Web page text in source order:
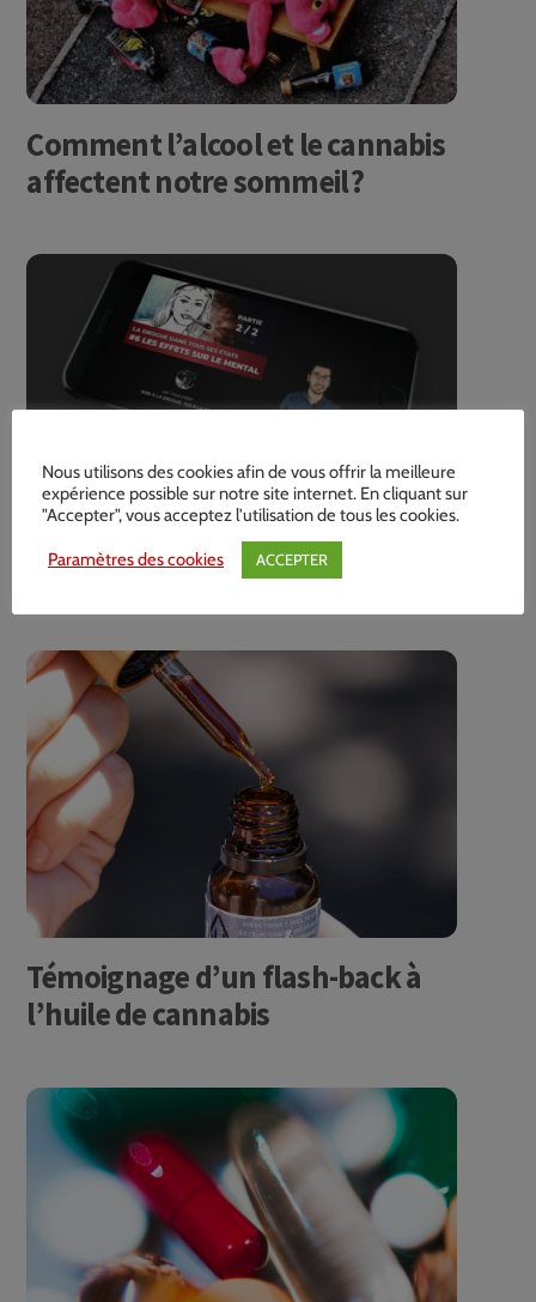
Comment l’alcool et le cannabis
affectent notre sommeil ?
La web-conférence La drogue dans
tous ses états
Témoignage d’un flash-back à
l’huile de cannabis
Nous utilisons des cookies afin de vous offrir la meilleure
expérience possible sur notre site internet. En cliquant sur
"Accepter", vous acceptez l'utilisation de tous les cookies.
Paramètres des cookies ACCEPTER